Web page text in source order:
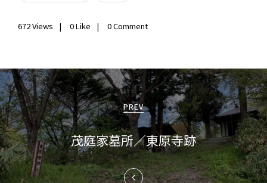
672Views 0Like 0 Comment
投
稿
ナ
ビ
PREV
茂庭家墓所／東原寺跡